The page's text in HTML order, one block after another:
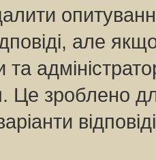
але
та
Це зроблено